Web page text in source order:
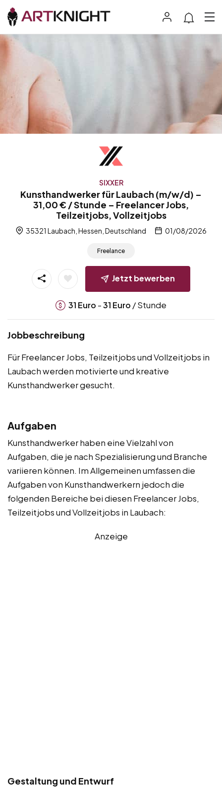
SIXXER
Kunsthandwerker für Laubach (m/w/d) –
31,00 € / Stunde – Freelancer Jobs,
Teilzeitjobs, Vollzeitjobs
35321 Laubach, Hessen, Deutschland 01/08/2026
Freelance
Jetzt bewerben
31 Euro -31 Euro / Stunde
Jobbeschreibung
Für Freelancer Jobs, Teilzeitjobs und Vollzeitjobs in
Laubach werden motivierte und kreative
Kunsthandwerker gesucht.
Aufgaben
Kunsthandwerker haben eine Vielzahl von
Aufgaben, die je nach Spezialisierung und Branche
variieren können. Im Allgemeinen umfassen die
Aufgaben von Kunsthandwerkern jedoch die
folgenden Bereiche bei diesen Freelancer Jobs,
Teilzeitjobs und Vollzeitjobs in Laubach:
Anzeige
Gestaltung und Entwurf